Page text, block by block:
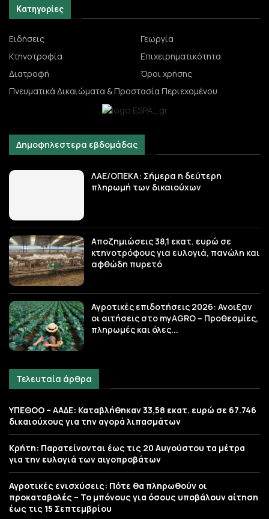
Κατηγορίες
Ειδήσεις
Γεωργία
Κτηνοτροφία
Επιχειρηματικότητα
Διατροφή
Όροι χρήσης
Πνευματικά Δικαιώματα & Προστασία Περιεχομένου
Δημοφηλεστερα εβδομάδας
ΛΑΕ/ΟΠΕΚΑ: Σήμερα η δεύτερη
πληρωμή των δικαιούχων
Αποζημιώσεις 38,1 εκατ. ευρώ σε
κτηνοτρόφους για ευλογιά, πανώλη και
αφθώδη πυρετό
Αγροτικές επιδοτήσεις 2026: Ανοιξαν
οι αιτήσεις στο myAGRO – Προθεσμίες,
πληρωμές και όλες...
Τελευταία άρθρα
ΥΠΕΘΟΟ – ΑΑΔΕ: Καταβλήθηκαν 33,58 εκατ. ευρώ σε 67.746
δικαιούχους για την αγορά λιπασμάτων
Κρήτη: Παρατείνονται έως τις 20 Αυγούστου τα μέτρα
για την ευλογιά των αιγοπροβάτων
Αγροτικές ενισχύσεις: Πότε θα πληρωθούν οι
προκαταβολές – Το μπόνους για όσους υποβάλουν αίτηση
έως τις 15 Σεπτεμβρίου